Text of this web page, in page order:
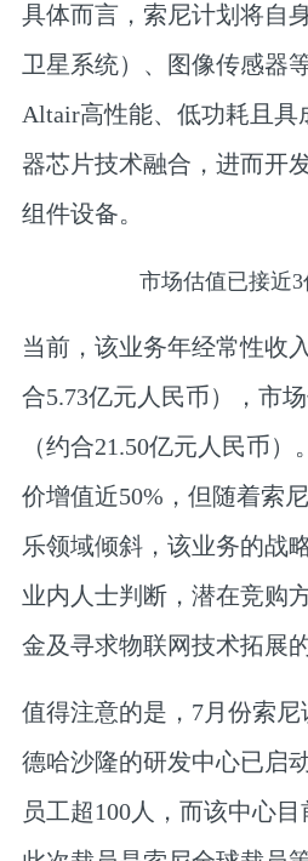
具体而言，索尼计划将自
卫星系统）、图像传感器
Altair高性能、低功耗且具
器芯片技术融合，进而开
组件设备。
市场估值已接近3
当前，该业务年经常性收
合5.73亿元人民币），市
（约合21.50亿元人民币
价增值近50%，但随着索
乐领域倾斜，该业务的战
业内人士判断，潜在竞购
金及寻求物联网技术拓展
值得注意的是，7月份索
德哈沙隆的研发中心已启
员工超100人，而该中心目